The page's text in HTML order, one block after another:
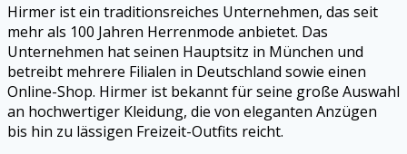
Hirmer ist ein traditionsreiches Unternehmen, das seit
mehr als 100 Jahren Herrenmode anbietet. Das
Unternehmen hat seinen Hauptsitz in München und
betreibt mehrere Filialen in Deutschland sowie einen
Online-Shop. Hirmer ist bekannt für seine große Auswahl
an hochwertiger Kleidung, die von eleganten Anzügen
bis hin zu lässigen Freizeit-Outfits reicht.